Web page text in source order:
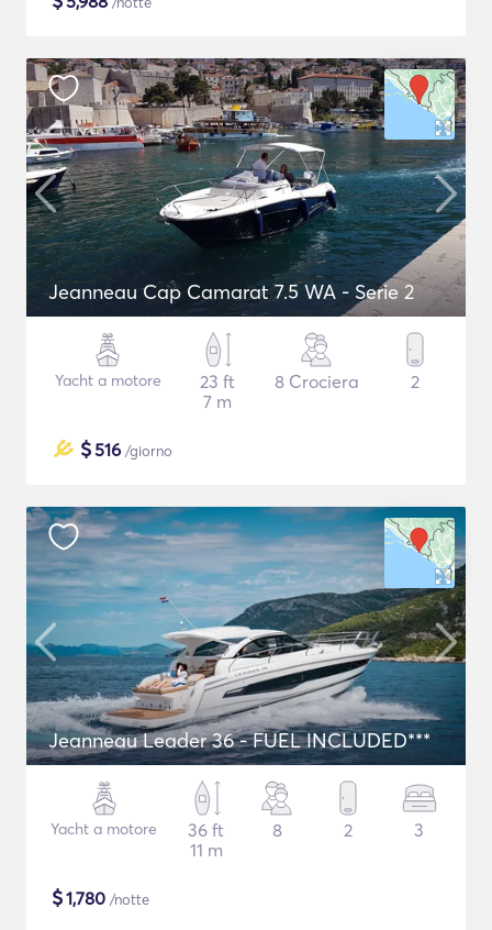
Jeanneau Cap Camarat 7.5 WA - Serie 2
Yacht a motore
23 ft
7 m
8 Crociera 2
$516 /giorno
Jeanneau Leader 36 - FUEL INCLUDED***
Yacht a motore
36 ft
11 m
8 2 3
$1,780 /notte